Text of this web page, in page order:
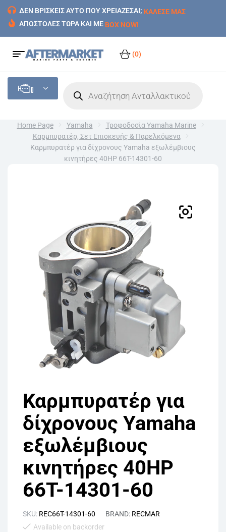
ΔΕΝ ΒΡΙΣΚΕΙΣ ΑΥΤΟ ΠΟΥ ΧΡΕΙΑΖΕΣΑΙ; ΚΑΛΕΣΕ ΜΑΣ
ΑΠΟΣΤΟΛΕΣ ΤΩΡΑ ΚΑΙ ΜΕ BOX NOW!
(0)
Home Page Yamaha
Τροφοδοσία Yamaha Marine
Καρμπυρατέρ, Σετ Επισκευής & Παρελκόμενα
Καρμπυρατέρ για δίχρονους Yamaha εξωλέμβιους
κινητήρες 40HP 66T-14301-60
Καρμπυρατέρ για
δίχρονους Yamaha
εξωλέμβιους
κινητήρες 40HP
66T-14301-60
SKU: REC66T-14301-60 BRAND: RECMAR
Available on backorder